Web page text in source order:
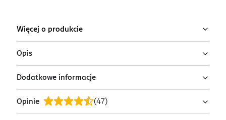
Więcej o produkcie
Opis
Szczoteczka Oral-B z technologią iO skutecznie usuwa
do 100% więcej płytki bakteryjnej, zapewniając
zdrowsze zęby i dziąsła. Zaprojektowana w Niemczech,
szczoteczka Oral-B została stworzona na lata, a marka
Dodatkowe informacje
OSTRZEŻENIA DOTYCZĄCE BEZPIECZEŃSTWA
Nie stosować u dzieci poniżej 3 roku życia.
Opinie (47 )